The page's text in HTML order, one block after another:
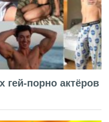
гей-порно актёров